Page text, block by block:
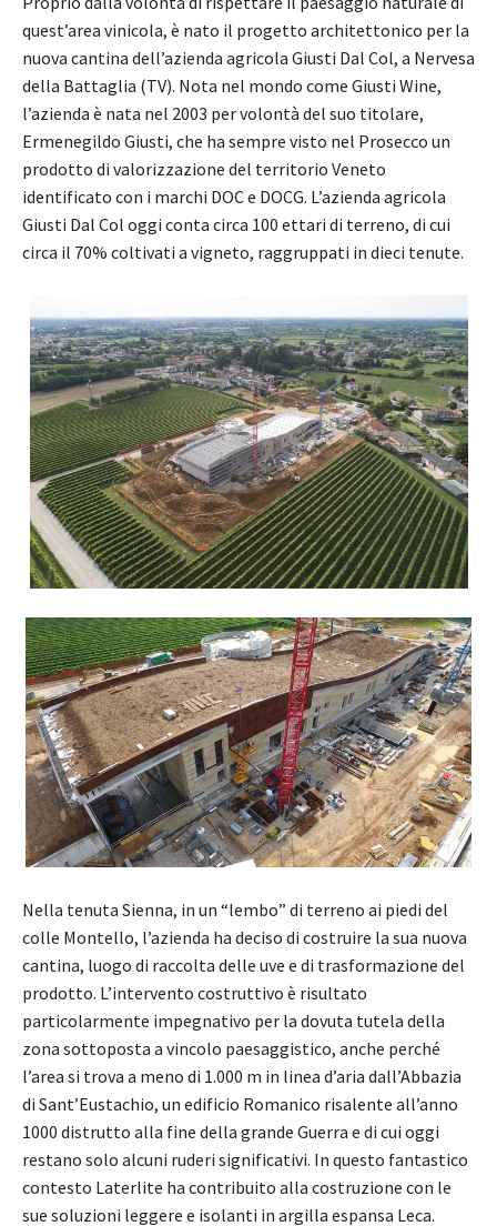
quest’area vinicola, è nato il progetto architettonico per la
nuova cantina dell’azienda agricola Giusti Dal Col, a Nervesa
della Battaglia (TV). Nota nel mondo come Giusti Wine,
l’azienda è nata nel 2003 per volontà del suo titolare,
Ermenegildo Giusti, che ha sempre visto nel Prosecco un
prodotto di valorizzazione del territorio Veneto
identificato con i marchi DOC e DOCG. L’azienda agricola
Giusti Dal Col oggi conta circa 100 ettari di terreno, di cui
circa il 70% coltivati a vigneto, raggruppati in dieci tenute.
Nella tenuta Sienna, in un “lembo” di terreno ai piedi del
colle Montello, l’azienda ha deciso di costruire la sua nuova
cantina, luogo di raccolta delle uve e di trasformazione del
prodotto. L’intervento costruttivo è risultato
particolarmente impegnativo per la dovuta tutela della
zona sottoposta a vincolo paesaggistico, anche perché
l’area si trova a meno di 1.000 m in linea d’aria dall’Abbazia
di Sant’Eustachio, un edificio Romanico risalente all’anno
1000 distrutto alla fine della grande Guerra e di cui oggi
restano solo alcuni ruderi significativi. In questo fantastico
contesto Laterlite ha contribuito alla costruzione con le
sue soluzioni leggere e isolanti in argilla espansa Leca.